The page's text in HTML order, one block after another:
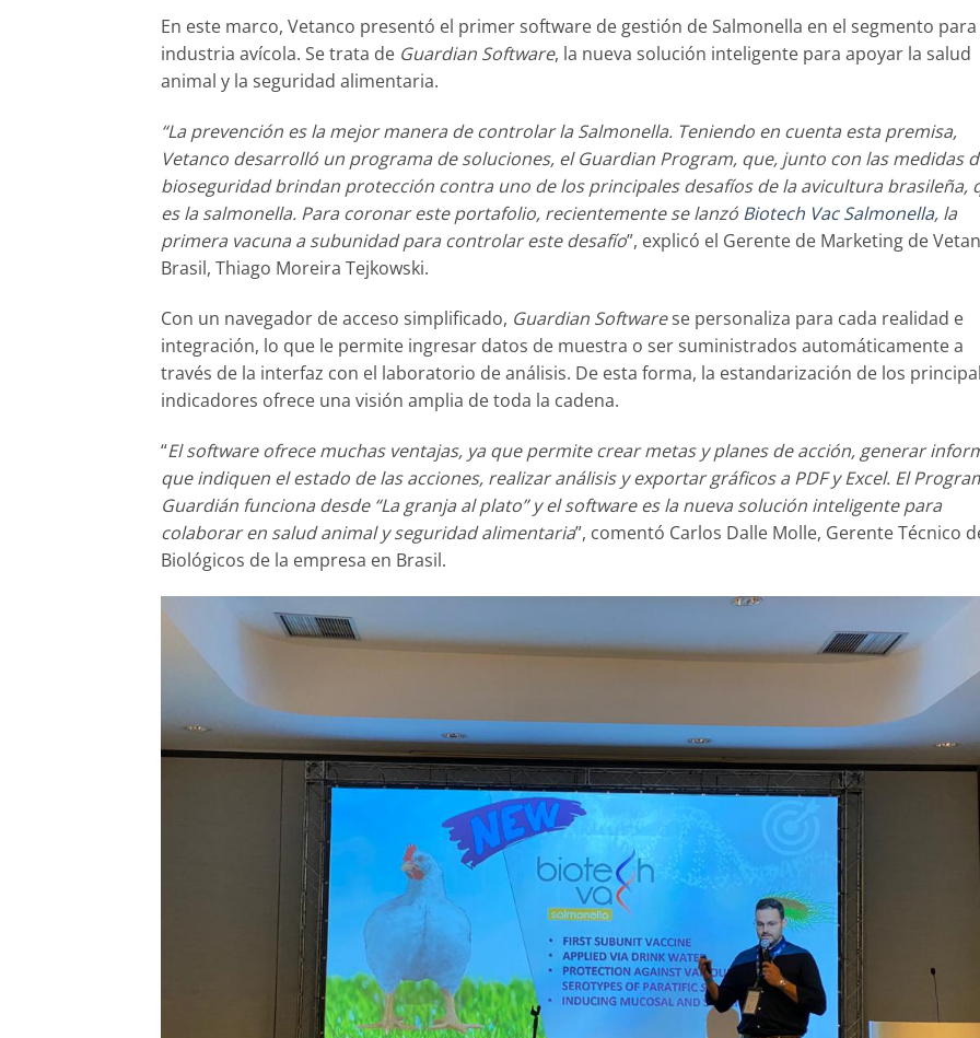
En este marco, Vetanco presentó el primer software de gestión de Salmonella en el segmento para
industria avícola. Se trata de Guardian Software, la nueva solución inteligente para apoyar la salud
animal y la seguridad alimentaria.
“La prevención es la mejor manera de controlar la Salmonella. Teniendo en cuenta esta premisa,
Vetanco desarrolló un programa de soluciones, el Guardian Program, que, junto con las medidas
bioseguridad brindan protección contra uno de los principales desafíos de la avicultura brasileña,
es la salmonella. Para coronar este portafolio, recientemente se lanzó Biotech Vac Salmonella, la
primera vacuna a subunidad para controlar este desafío”, explicó el Gerente de Marketing de
Brasil, Thiago Moreira Tejkowski.
Con un navegador de acceso simplificado, Guardian Softwarese personaliza para cada realidad e
integración, lo que le permite ingresar datos de muestra o ser suministrados automáticamente a
través de la interfaz con el laboratorio de análisis. De esta forma, la estandarización de los
indicadores ofrece una visión amplia de toda la cadena.
“El software ofrece muchas ventajas, ya que permite crear metas y planes de acción, generar
que indiquen el estado de las acciones, realizar análisis y exportar gráficos a PDF y Excel. El
Guardián funciona desde “La granja al plato” y el software es la nueva solución inteligente para
colaborar en salud animal y seguridad alimentaria”, comentó Carlos Dalle Molle, Gerente Técnico
Biológicos de la empresa en Brasil.